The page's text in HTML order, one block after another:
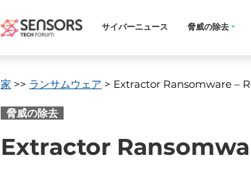
サイバーニュース 脅威の除去
家 >> ランサムウェア > Extractor Ransomware –
脅威の除去
Extractor